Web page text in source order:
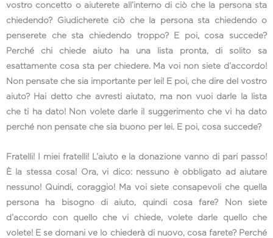
vostro concetto o aiuterete all’interno di ciò che la persona sta
chiedendo? Giudicherete ciò che la persona sta chiedendo o
penserete che sta chiedendo troppo? E poi, cosa succede?
Perché chi chiede aiuto ha una lista pronta, di solito sa
esattamente cosa sta per chiedere. Ma voi non siete d’accordo!
Non pensate che sia importante per lei! E poi, che dire del vostro
aiuto? Hai detto che avresti aiutato, ma non vuoi darle la lista
che ti ha dato! Non volete darle il suggerimento che vi ha dato
perché non pensate che sia buono per lei. E poi, cosa succede?
Fratelli! I miei fratelli! L’aiuto e la donazione vanno di pari passo!
È la stessa cosa! Ora, vi dico: nessuno è obbligato ad aiutare
nessuno! Quindi, coraggio! Ma voi siete consapevoli che quella
persona ha bisogno di aiuto, quindi cosa fare? Non siete
d’accordo con quello che vi chiede, volete darle quello che
volete! E se domani ve lo chiederà di nuovo, cosa farete? Perché